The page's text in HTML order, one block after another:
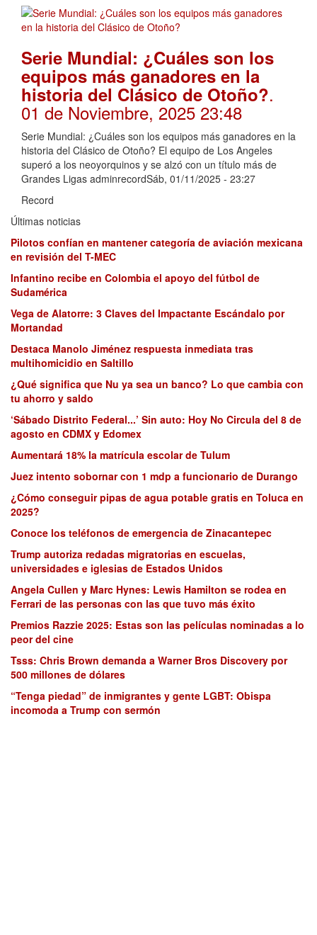
Serie Mundial: ¿Cuáles son los
equipos más ganadores en la
historia del Clásico de Otoño?.
01 de Noviembre, 2025 23:48
Serie Mundial: ¿Cuáles son los equipos más ganadores en la
historia del Clásico de Otoño? El equipo de Los Angeles
superó a los neoyorquinos y se alzó con un título más de
Grandes Ligas adminrecordSáb, 01/11/2025 - 23:27
Record
Últimas noticias
Pilotos confían en mantener categoría de aviación mexicana
en revisión del T-MEC
Infantino recibe en Colombia el apoyo del fútbol de
Sudamérica
Vega de Alatorre: 3 Claves del Impactante Escándalo por
Mortandad
Destaca Manolo Jiménez respuesta inmediata tras
multihomicidio en Saltillo
¿Qué significa que Nu ya sea un banco? Lo que cambia con
tu ahorro y saldo
‘Sábado Distrito Federal...’ Sin auto: Hoy No Circula del 8 de
agosto en CDMX y Edomex
Aumentará 18% la matrícula escolar de Tulum
Juez intento sobornar con 1 mdp a funcionario de Durango
¿Cómo conseguir pipas de agua potable gratis en Toluca en
2025?
Conoce los teléfonos de emergencia de Zinacantepec
Trump autoriza redadas migratorias en escuelas,
universidades e iglesias de Estados Unidos
Angela Cullen y Marc Hynes: Lewis Hamilton se rodea en
Ferrari de las personas con las que tuvo más éxito
Premios Razzie 2025: Estas son las películas nominadas a lo
peor del cine
Tsss: Chris Brown demanda a Warner Bros Discovery por
500 millones de dólares
“Tenga piedad” de inmigrantes y gente LGBT: Obispa
incomoda a Trump con sermón